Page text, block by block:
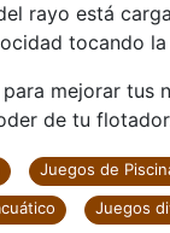
rayo está
tocando
mejorar tus
de tu
Juegos de
Juegos